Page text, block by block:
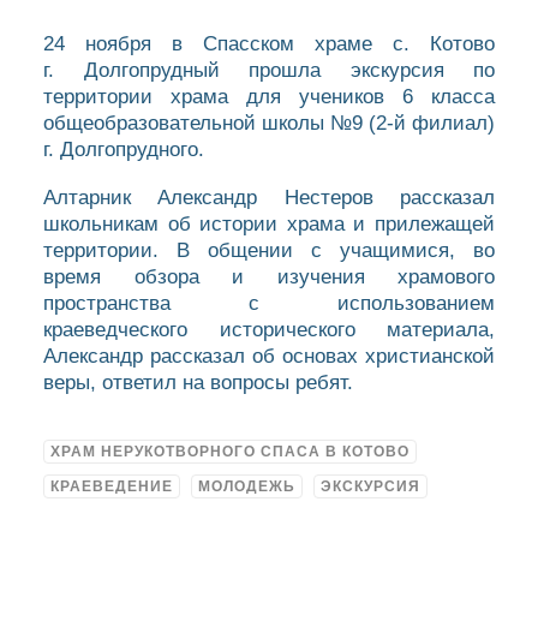
24 ноября в Спасском храме с. Котово
г. Долгопрудный прошла экскурсия по
территории храма для учеников 6 класса
общеобразовательной школы №9 (2-й филиал)
г. Долгопрудного.
Алтарник Александр Нестеров рассказал
школьникам об истории храма и прилежащей
территории. В общении с учащимися, во
время обзора и изучения храмового
пространства с использованием
краеведческого исторического материала,
Александр рассказал об основах христианской
веры, ответил на вопросы ребят.
ХРАМ НЕРУКОТВОРНОГО СПАСА В КОТОВО
КРАЕВЕДЕНИЕ МОЛОДЕЖЬ ЭКСКУРСИЯ